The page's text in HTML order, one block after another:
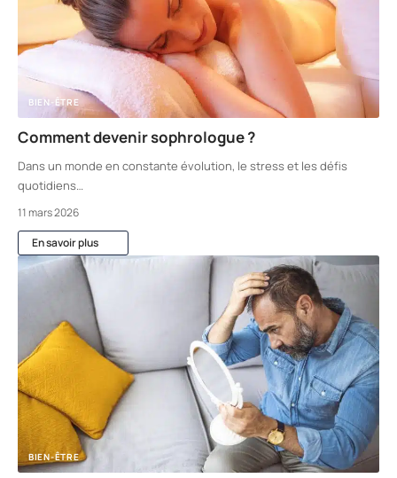
BIEN-ÊTRE
Comment devenir sophrologue ?
Dans un monde en constante évolution, le stress et les défis
quotidiens…
11 mars 2026
En savoir plus
BIEN-ÊTRE